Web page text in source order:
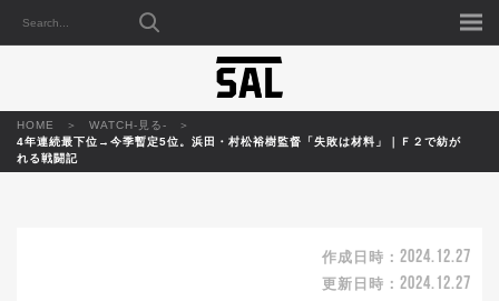
HOME
WATCH-見る-
4年連続最下位→今季暫定5位。浜田・村松裕樹監督「失敗は材料」｜Ｆ２で紡が
れる戦闘記
作成日時： 2024.12.27
更新日時： 2024.12.27